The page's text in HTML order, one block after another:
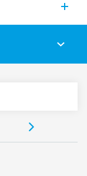
doble abertura
protección)
contactos